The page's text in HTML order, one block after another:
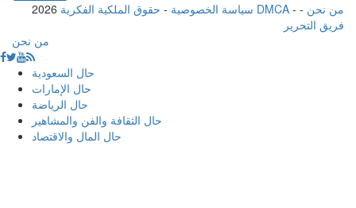
2026 سياسة الخصوصية - حقوق الملكية الفكرية DMCA - من نحن -
فريق التحرير
من نحن
حال السعودية
حال الإمارات
حال الرياضة
حال الثقافة والفن والمشاهير
حال المال والاقتصاد